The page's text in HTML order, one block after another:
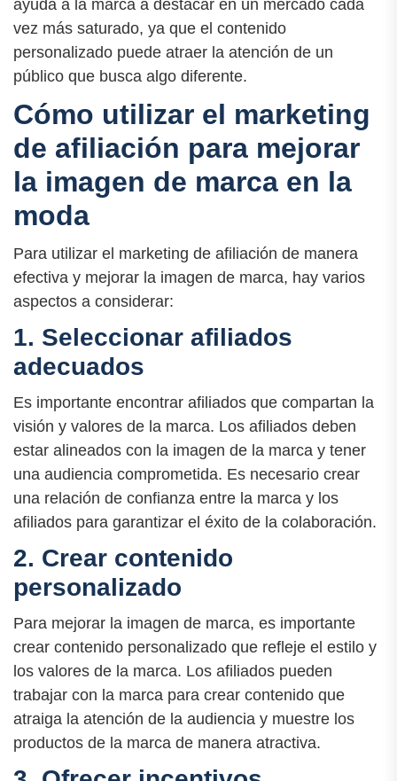
ayuda a la marca a destacar en un mercado cada
vez más saturado, ya que el contenido
personalizado puede atraer la atención de un
público que busca algo diferente.
Cómo utilizar el marketing
de afiliación para mejorar
la imagen de marca en la
moda
Para utilizar el marketing de afiliación de manera
efectiva y mejorar la imagen de marca, hay varios
aspectos a considerar:
1. Seleccionar afiliados
adecuados
Es importante encontrar afiliados que compartan la
visión y valores de la marca. Los afiliados deben
estar alineados con la imagen de la marca y tener
una audiencia comprometida. Es necesario crear
una relación de confianza entre la marca y los
afiliados para garantizar el éxito de la colaboración.
2. Crear contenido
personalizado
Para mejorar la imagen de marca, es importante
crear contenido personalizado que refleje el estilo y
los valores de la marca. Los afiliados pueden
trabajar con la marca para crear contenido que
atraiga la atención de la audiencia y muestre los
productos de la marca de manera atractiva.